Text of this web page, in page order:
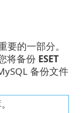
的一部分。
将备份 ESET
备份文件